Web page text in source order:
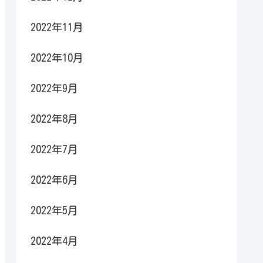
2022年11月
2022年10月
2022年9月
2022年8月
2022年7月
2022年6月
2022年5月
2022年4月